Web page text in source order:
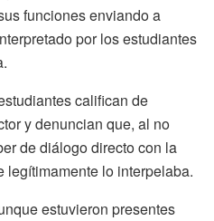
funciones enviando a
por los estudiantes
califican de
y denuncian que, al no
de diálogo directo con la
lo interpelaba.
estuvieron presentes